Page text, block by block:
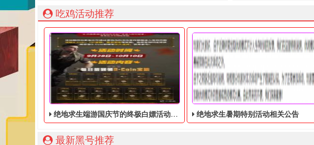
吃鸡活动推荐
绝地求生端游国庆节的终极白嫖活动，活动的时间是9月28号到10月10号 绝地求生暑期特别活动相关公告
最新黑号推荐